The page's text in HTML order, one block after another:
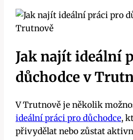
Jak najít ideální
důchodce v
V Trutnově je několik
ideální práci pro důchodce,
přivydělat nebo zůstat